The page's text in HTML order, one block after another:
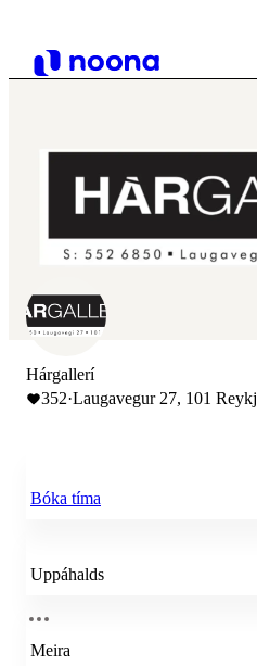
Hárgallerí
352·Laugavegur 27, 101
Bóka tíma
Uppáhalds
Meira